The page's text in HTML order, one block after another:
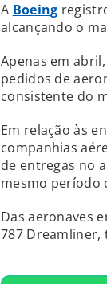
A Boeing
alcançando o
Apenas em
pedidos de
consistente do
Em relação às
companhias
de entregas no
mesmo período
Das aeronaves
787 Dreamliner,